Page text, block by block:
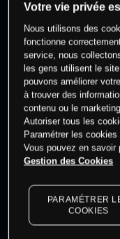
0 % des
cet actif
dernières
Votre vie privée
Nous utilisons des
fonctionne
service, nous
les gens utilisent le
pouvons améliorer
à trouver des
contenu ou le
Autoriser tous les
Paramétrer les
Vous pouvez en savoir
Gestion des Cookies
PARAMÉTRER
COOKIES